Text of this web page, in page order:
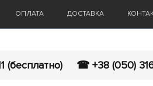
ОПЛАТА ДОСТАВКА
(бесплатно) ☎ +38 (050)